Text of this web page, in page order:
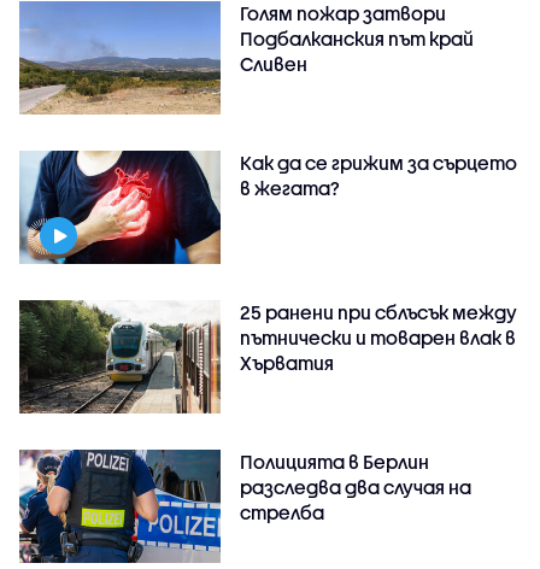
Голям пожар затвори
Подбалканския път край
Сливен
Как да се грижим за сърцето
в жегата?
25 ранени при сблъсък между
пътнически и товарен влак в
Хърватия
Полицията в Берлин
разследва два случая на
стрелба